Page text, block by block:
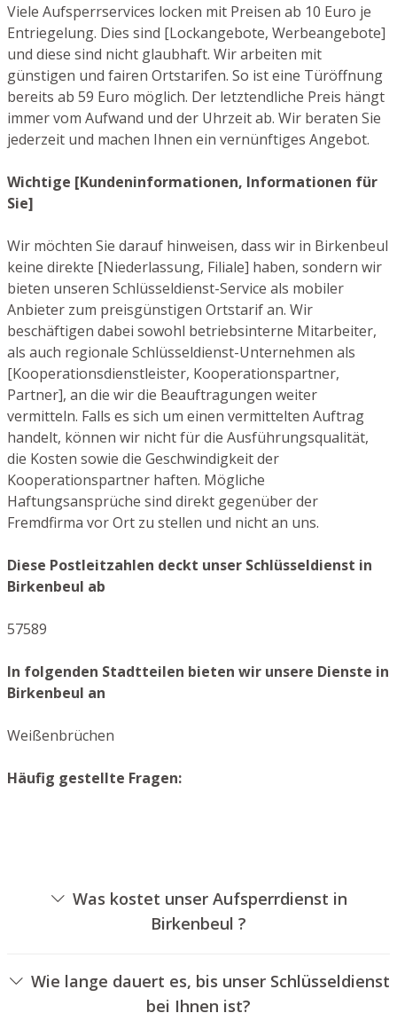
Viele Aufsperrservices locken mit Preisen ab 10 Euro je
Entriegelung. Dies sind [Lockangebote, Werbeangebote]
und diese sind nicht glaubhaft. Wir arbeiten mit
günstigen und fairen Ortstarifen. So ist eine Türöffnung
bereits ab 59 Euro möglich. Der letztendliche Preis hängt
immer vom Aufwand und der Uhrzeit ab. Wir beraten Sie
jederzeit und machen Ihnen ein vernünftiges Angebot.
Wichtige [Kundeninformationen, Informationen für
Sie]
Wir möchten Sie darauf hinweisen, dass wir in Birkenbeul
keine direkte [Niederlassung, Filiale] haben, sondern wir
bieten unseren Schlüsseldienst-Service als mobiler
Anbieter zum preisgünstigen Ortstarif an. Wir
beschäftigen dabei sowohl betriebsinterne Mitarbeiter,
als auch regionale Schlüsseldienst-Unternehmen als
[Kooperationsdienstleister, Kooperationspartner,
Partner], an die wir die Beauftragungen weiter
vermitteln. Falls es sich um einen vermittelten Auftrag
handelt, können wir nicht für die Ausführungsqualität,
die Kosten sowie die Geschwindigkeit der
Kooperationspartner haften. Mögliche
Haftungsansprüche sind direkt gegenüber der
Fremdfirma vor Ort zu stellen und nicht an uns.
Diese Postleitzahlen deckt unser Schlüsseldienst in
Birkenbeul ab
57589
In folgenden Stadtteilen bieten wir unsere Dienste in
Birkenbeul an
Weißenbrüchen
Häufig gestellte Fragen:
Was kostet unser Aufsperrdienst in
Birkenbeul ?
unterschiedlichen Faktoren ab, wie zum Beispiel der Art
des Schlosses, der Dauer der Arbeiten und eventuellen
Wie lange dauert es, bis unser Schlüsseldienst
bei Ihnen ist?